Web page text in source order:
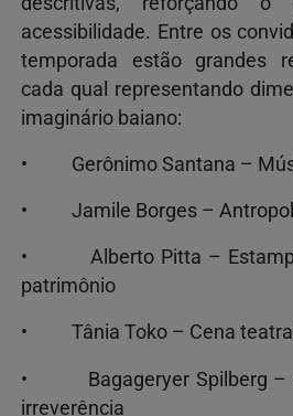
acessibilidade. Entre os
temporada estão grandes
cada qual representando
imaginário baiano:
• Gerônimo Santana –
• Jamile Borges –
• Alberto Pitta –
patrimônio
• Tânia Toko – Cena teatral
• Bagageryer Spilberg –
irreverência